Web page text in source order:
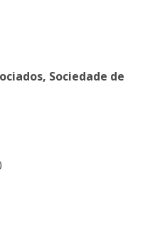
Sociedade de